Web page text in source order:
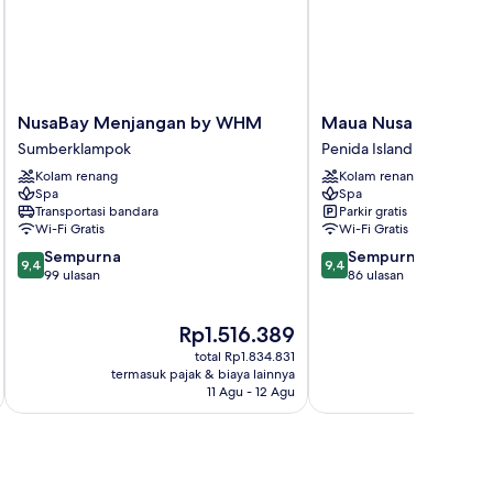
NusaBay
Menjangan
by
WHM
Sumberklampok
NusaBay Menjangan by WHM
Sumberklampok
Kolam renang
Spa
Transportasi bandara
Wi-Fi Gratis
9.4
dari
9,4 Sempurna
99 ulasan
Harga
sekarang
Rp1.516.389
Rp1.516.389
total Rp1.834.831
termasuk pajak & biaya lainnya
11 Agu - 12 Agu
Maua
Nusa
Penida
Penida
Island
Maua Nusa Penida
Penida Island
Kolam renang
Spa
Parkir gratis
Wi-Fi Gratis
9.4
dari
9,4 Sempurna
86 ulasan